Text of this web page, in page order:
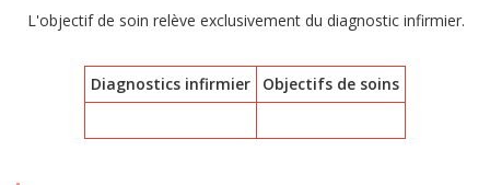
L'objectif de soin relève exclusivement du diagnostic infirmier.
Diagnostics infirmier Objectifs de soins